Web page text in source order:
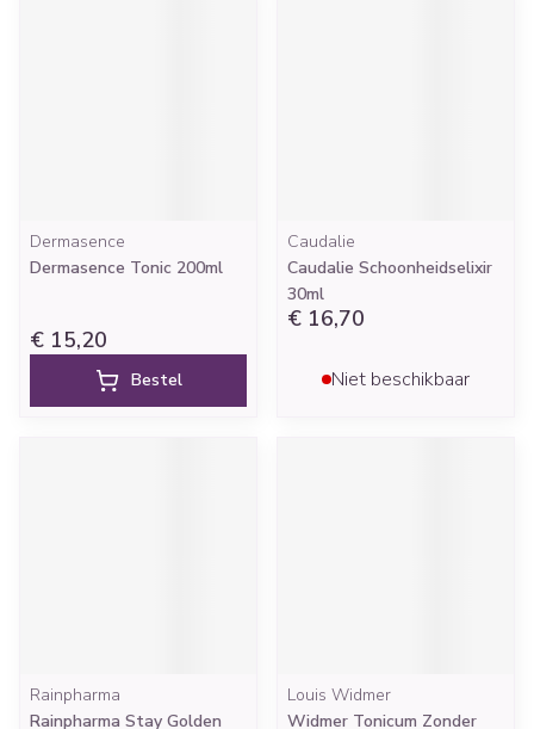
Dermasence
Dermasence Tonic 200ml
€ 15,20
Bestel
Caudalie
Caudalie Schoonheidselixir
30ml
€ 16,70
Niet beschikbaar
Rainpharma
Rainpharma Stay Golden
Louis Widmer
Widmer Tonicum Zonder